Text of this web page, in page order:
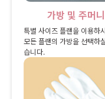
가방 및 주머니
특별 사이즈 플랜을 이용하
모든 플랜의 가방을 선택하
습니다.